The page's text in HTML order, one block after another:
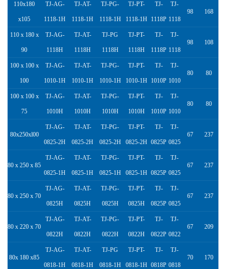
110x180
x105
TJ-AG-
1118-1H
TJ-AT-
1118-1H
TJ-PG-
1118-1H
TJ-PT-
1118-1H
TJ-
1118P
TJ-
1118
98 168
110 x 180 x
90
TJ-AG-
1118H
TJ-AT-
1118H
TJ-PG
1118H
TJ-PT-
1118H
TJ-
1118P
TJ-
1118
98 108
100 x 100 x
100
TJ-AG-
1010-1H
TJ-AT-
1010-1H
TJ-PG-
1010-1H
TJ-PT-
1010-1H
TJ-
1010P
TJ-
1010
80 80
100 x 100 x
75
TJ-AG-
1010H
TJ-AT-
1010H
TJ-PG-
1010H
TJ-PT-
1010H
TJ-
1010P
TJ-
1010
80 80
80x250xl00
TJ-AG-
0825-2H
TJ-AT-
0825-2H
TJ-PG-
0825-2H
TJ-PT-
0825-2H
TJ-
0825P
TJ-
0825
67 237
80 x 250 x 85
TJ-AG-
0825-1H
TJ-AT-
0825-1H
TJ-PG-
0825-1H
TJ-PT-
0825-1H
TJ-
0825P
TJ-
0825
67 237
80 x 250 x 70
TJ-AG-
0825H
TJ-AT-
0825H
TJ-PG-
0825H
TJ-PT-
0825H
TJ-
0825P
TJ-
0825
67 237
80 x 220 x 70
TJ-AG-
0822H
TJ-AT-
0822H
TJ-PG-
0822H
TJ-PT-
0822H
TJ-
0822P
TJ-
0822
67 209
80x 180 x85
TJ-AG-
0818-1H
TJ-AT-
0818-1H
TJ-PG
0818-1H
TJ-PT-
0818-1H
TJ-
0818P
TJ-
0818
70 170